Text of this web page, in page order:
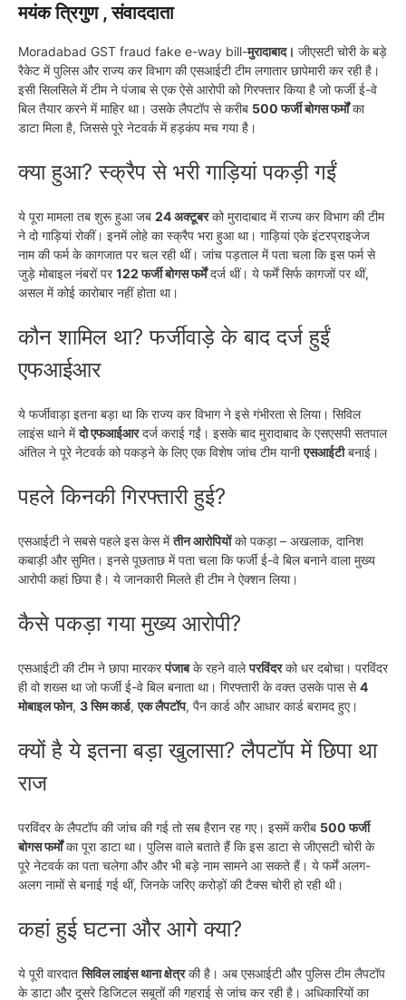
मयंक त्रिगुण , संवाददाता
Moradabad GST fraud fake e-way bill-मुरादाबाद। जीएसटी चोरी के बड़े
रैकेट में पुलिस और राज्य कर विभाग की एसआईटी टीम लगातार छापेमारी कर रही है।
इसी सिलसिले में टीम ने पंजाब से एक ऐसे आरोपी को गिरफ्तार किया है जो फर्जी ई-वे
बिल तैयार करने में माहिर था। उसके लैपटॉप से करीब 500 फर्जी बोगस फर्मोंका
डाटा मिला है, जिससे पूरे नेटवर्क में हड़कंप मच गया है।
क्या हुआ? स्क्रैप से भरी गाड़ियां पकड़ी गईं
ये पूरा मामला तब शुरू हुआ जब 24 अक्टूबरको मुरादाबाद में राज्य कर विभाग की टीम
ने दो गाड़ियां रोकीं। इनमें लोहे का स्क्रैप भरा हुआ था। गाड़ियां एके इंटरप्राइजेज
नाम की फर्म के कागजात पर चल रही थीं। जांच पड़ताल में पता चला कि इस फर्म से
जुड़े मोबाइल नंबरों पर122 फर्जी बोगस फर्मेंदर्ज थीं। ये फर्में सिर्फ कागजों पर थीं,
असल में कोई कारोबार नहीं होता था।
कौन शामिल था? फर्जीवाड़े के बाद दर्ज हुईं
एफआईआर
ये फर्जीवाड़ा इतना बड़ा था कि राज्य कर विभाग ने इसे गंभीरता से लिया। सिविल
लाइंस थाने मेंदो एफआईआरदर्ज कराई गईं। इसके बाद मुरादाबाद के एसएसपी सतपाल
अंतिल ने पूरे नेटवर्क को पकड़ने के लिए एक विशेष जांच टीम यानीएसआईटीबनाई।
पहले किनकी गिरफ्तारी हुई?
एसआईटी ने सबसे पहले इस केस मेंतीन आरोपियोंको पकड़ा – अखलाक, दानिश
कबाड़ी और सुमित। इनसे पूछताछ में पता चला कि फर्जी ई-वे बिल बनाने वाला मुख्य
आरोपी कहां छिपा है। ये जानकारी मिलते ही टीम ने ऐक्शन लिया।
कैसे पकड़ा गया मुख्य आरोपी?
एसआईटी की टीम ने छापा मारकरपंजाबके रहने वालेपरविंदरको धर दबोचा। परविंदर
ही वो शख्स था जो फर्जी ई-वे बिल बनाता था। गिरफ्तारी के वक्त उसके पास से4
मोबाइल फोन, 3 सिम कार्ड,एक लैपटॉप, पैन कार्ड और आधार कार्ड बरामद हुए।
क्यों है ये इतना बड़ा खुलासा? लैपटॉप में छिपा था
राज
परविंदर के लैपटॉप की जांच की गई तो सब हैरान रह गए। इसमें करीब 500 फर्जी
बोगस फर्मोंका पूरा डाटा था। पुलिस वाले बताते हैं कि इस डाटा से जीएसटी चोरी के
पूरे नेटवर्क का पता चलेगा और और भी बड़े नाम सामने आ सकते हैं। ये फर्में अलग-
अलग नामों से बनाई गई थीं, जिनके जरिए करोड़ों की टैक्स चोरी हो रही थी।
कहां हुई घटना और आगे क्या?
ये पूरी वारदातसिविल लाइंस थाना क्षेत्रकी है। अब एसआईटी और पुलिस टीम लैपटॉप
के डाटा और दूसरे डिजिटल सबूतों की गहराई से जांच कर रही है। अधिकारियों का